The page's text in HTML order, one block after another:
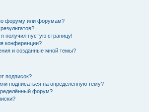
форуму или форумам?
получил пустую страницу!
конференции?
и созданные мной темы?
подписок?
подписаться на определённую тему?
форум?